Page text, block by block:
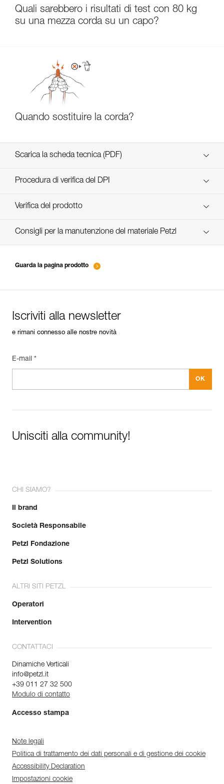
Quali sarebbero i risultati di test con 80 kg
su una mezza corda su un capo?
Quando sostituire la corda?
Scarica la scheda tecnica (PDF)
Technical Notice
Procedura di verifica del DPI
verif-EPI-cordes-procedure-IT
Verifica del prodotto
verif-EPI-cordes-suivi- IT
Consigli per la manutenzione del materiale Petzl
Guarda la pagina prodotto
Iscriviti alla newsletter
e rimani connesso alle nostre novità
E-mail *
Unisciti alla community!
CHI SIAMO?
Il brand
Società Responsabile
Petzl Fondazione
Petzl Solutions
ALTRI SITI PETZL
Operatori
Intervention
CONTATTACI
Dinamiche Verticali
info@petzl.it
+39 011 27 32 500
Modulo di contatto
Accesso stampa
Note legali
Politica di trattamento dei dati personali e di gestione dei cookie
Accessibility Declaration
Impostazioni cookie